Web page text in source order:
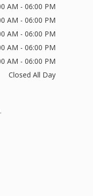
AM - 06:00 PM
AM - 06:00 PM
AM - 06:00 PM
AM - 06:00 PM
AM - 06:00 PM
Closed All Day